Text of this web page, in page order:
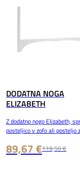
DODATNA NOGA
ELIZABETH
Z dodatno nogo Elizabeth,
posteljico v zofo ali posteljo
89,67 €119,56 €